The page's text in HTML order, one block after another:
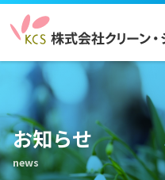
お知らせ
news